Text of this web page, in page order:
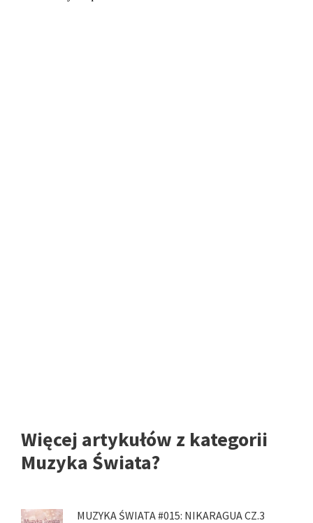
Więcej artykułów z kategorii
Muzyka Świata?
MUZYKA ŚWIATA #015: NIKARAGUA CZ.3